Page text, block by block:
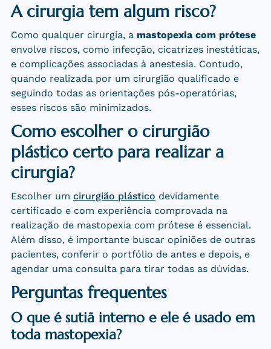
A cirurgia tem algum risco?
Como qualquer cirurgia, a mastopexia com prótese
envolve riscos, como infecção, cicatrizes inestéticas,
e complicações associadas à anestesia. Contudo,
quando realizada por um cirurgião qualificado e
seguindo todas as orientações pós-operatórias,
esses riscos são minimizados.
Como escolher o cirurgião
plástico certo para realizar a
cirurgia?
Escolher um cirurgião plástico devidamente
certificado e com experiência comprovada na
realização de mastopexia com prótese é essencial.
Além disso, é importante buscar opiniões de outras
pacientes, conferir o portfólio de antes e depois, e
agendar uma consulta para tirar todas as dúvidas.
Perguntas frequentes
O que é sutiã interno e ele é usado em
toda mastopexia?